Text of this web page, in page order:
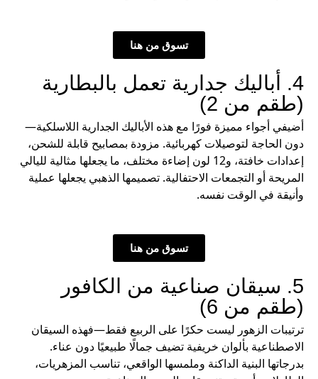
تسوق من هنا
4. أباليك جدارية تعمل بالبطارية
(طقم من 2)
أضيفي أجواء مميزة فورًا مع هذه الأباليك الجدارية اللاسلكية—
دون الحاجة لتوصيلات كهربائية. مزودة بمصابيح قابلة للشحن،
إعدادات خافتة، و12 لون إضاءة مختلف، ما يجعلها مثالية لليالي
المريحة أو التجمعات الاحتفالية. تصميمها الذهبي يجعلها عملية
وأنيقة في الوقت نفسه.
تسوق من هنا
5. سيقان صناعية من الكافور
(طقم من 6)
ترتيبات الزهور ليست حكرًا على الربيع فقط—فهذه السيقان
الاصطناعية بألوان خريفية تضيف جمالًا طبيعيًا دون عناء.
بدرجاتها البنية الداكنة وملمسها الواقعي، تناسب المزهريات،